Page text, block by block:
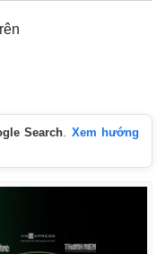
tích
Search
Xem hướng